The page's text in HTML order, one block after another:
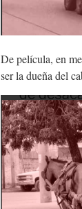
De película, en
ser la dueña del